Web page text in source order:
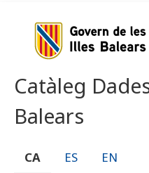
Catàleg
Balears
CA ES EN